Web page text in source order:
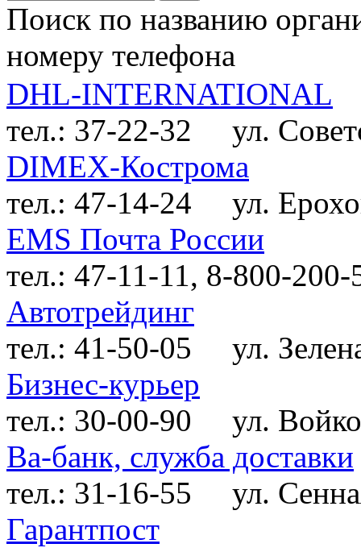
Поиск по названию
номеру телефона
DHL-INTERNATIONAL
тел.: 37-22-32
ул.
DIMEX-Кострома
тел.: 47-14-24
ул.
EMS Почта России
тел.: 47-11-11, 8-800-200-
Автотрейдинг
тел.: 41-50-05
ул.
Бизнес-курьер
тел.: 30-00-90
ул.
Ва-банк, служба доставки
тел.: 31-16-55
ул.
Гарантпост